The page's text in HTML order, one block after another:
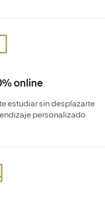
online
estudiar sin desplazarte
personalizado